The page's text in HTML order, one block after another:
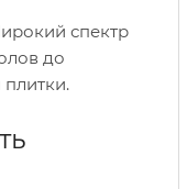
спектр
до